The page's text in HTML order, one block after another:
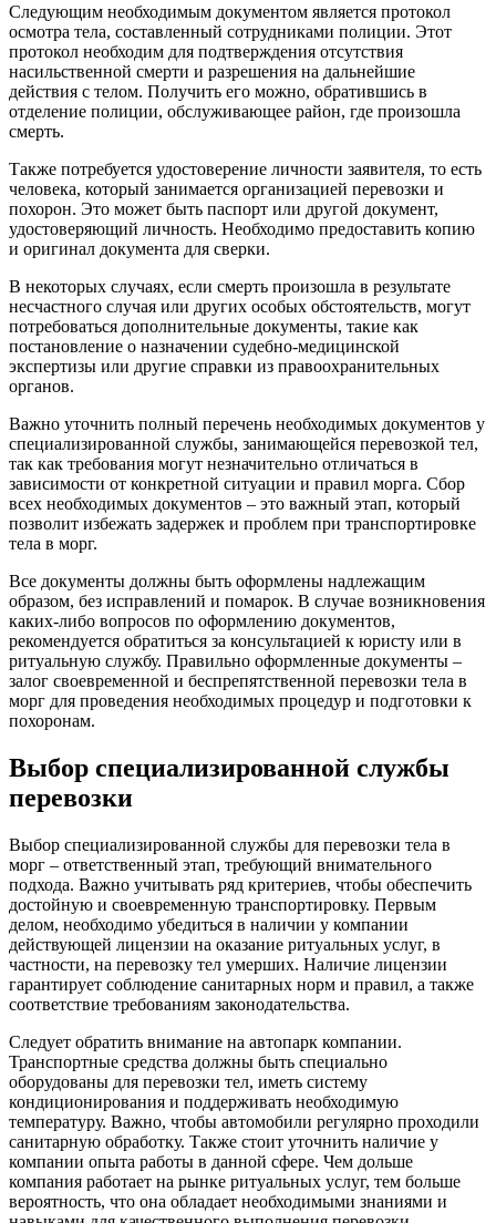
Следующим необходимым документом является протокол
осмотра тела, составленный сотрудниками полиции. Этот
протокол необходим для подтверждения отсутствия
насильственной смерти и разрешения на дальнейшие
действия с телом. Получить его можно, обратившись в
отделение полиции, обслуживающее район, где произошла
смерть.
Также потребуется удостоверение личности заявителя, то есть
человека, который занимается организацией перевозки и
похорон. Это может быть паспорт или другой документ,
удостоверяющий личность. Необходимо предоставить копию
и оригинал документа для сверки.
В некоторых случаях, если смерть произошла в результате
несчастного случая или других особых обстоятельств, могут
потребоваться дополнительные документы, такие как
постановление о назначении судебно-медицинской
экспертизы или другие справки из правоохранительных
органов.
Важно уточнить полный перечень необходимых документов у
специализированной службы, занимающейся перевозкой тел,
так как требования могут незначительно отличаться в
зависимости от конкретной ситуации и правил морга. Сбор
всех необходимых документов – это важный этап, который
позволит избежать задержек и проблем при транспортировке
тела в морг.
Все документы должны быть оформлены надлежащим
образом, без исправлений и помарок. В случае возникновения
каких-либо вопросов по оформлению документов,
рекомендуется обратиться за консультацией к юристу или в
ритуальную службу. Правильно оформленные документы –
залог своевременной и беспрепятственной перевозки тела в
морг для проведения необходимых процедур и подготовки к
похоронам.
Выбор специализированной службы
перевозки
Выбор специализированной службы для перевозки тела в
морг – ответственный этап, требующий внимательного
подхода. Важно учитывать ряд критериев, чтобы обеспечить
достойную и своевременную транспортировку. Первым
делом, необходимо убедиться в наличии у компании
действующей лицензии на оказание ритуальных услуг, в
частности, на перевозку тел умерших. Наличие лицензии
гарантирует соблюдение санитарных норм и правил, а также
соответствие требованиям законодательства.
Следует обратить внимание на автопарк компании.
Транспортные средства должны быть специально
оборудованы для перевозки тел, иметь систему
кондиционирования и поддерживать необходимую
температуру. Важно, чтобы автомобили регулярно проходили
санитарную обработку. Также стоит уточнить наличие у
компании опыта работы в данной сфере. Чем дольше
компания работает на рынке ритуальных услуг, тем больше
вероятность, что она обладает необходимыми знаниями и